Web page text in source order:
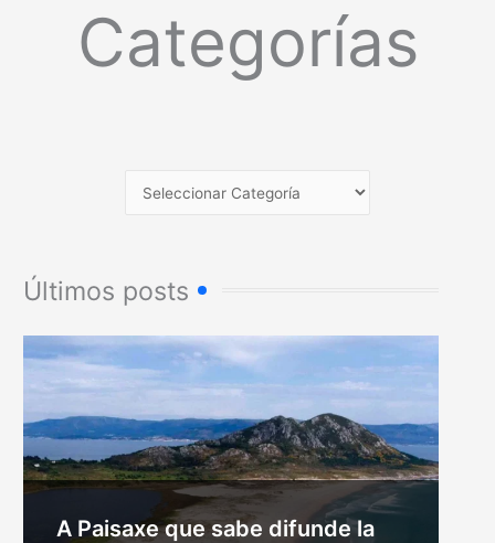
Categorías
Últimos posts
A Paisaxe que sabe difunde la